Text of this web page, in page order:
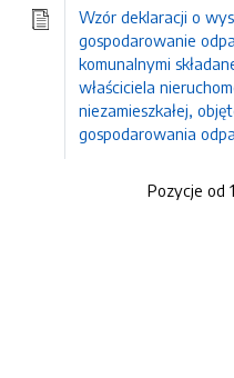
Wzór deklaracji o
gospodarowanie
komunalnymi
właściciela
niezamieszkałej,
gospodarowania
Pozycje od